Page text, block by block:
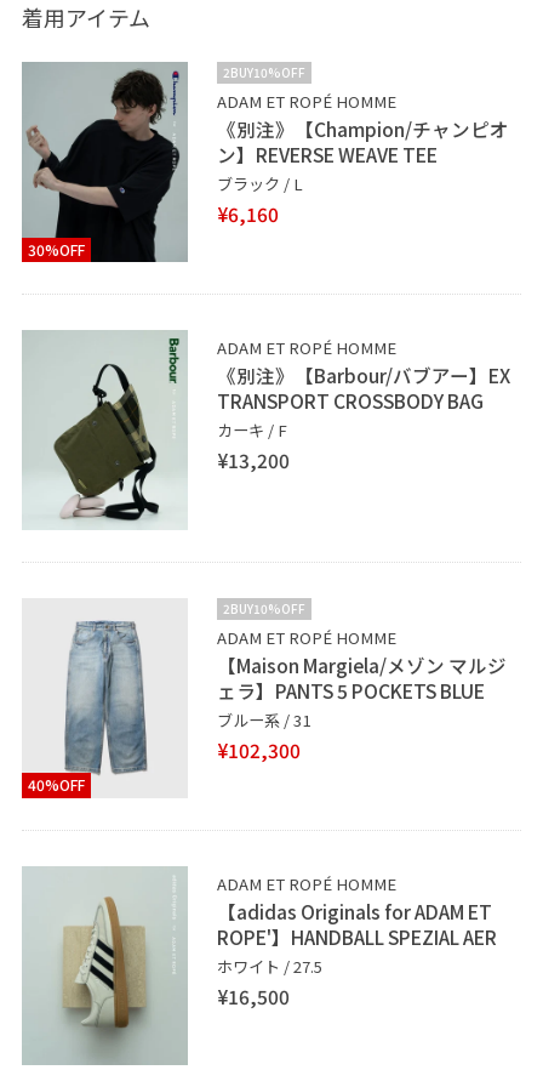
着用アイテム
30%OFF
2BUY10%OFF
ADAM ET ROPÉ HOMME
《別注》【Champion/チャンピオ
ン】REVERSE WEAVE TEE
ブラック / L
¥6,160
ADAM ET ROPÉ HOMME
《別注》【Barbour/バブアー】EX
TRANSPORT CROSSBODY BAG
カーキ / F
¥13,200
40%OFF
2BUY10%OFF
ADAM ET ROPÉ HOMME
【Maison Margiela/メゾン マルジ
ェラ】PANTS 5 POCKETS BLUE
ブルー系 / 31
¥102,300
ADAM ET ROPÉ HOMME
【adidas Originals for ADAM ET
ROPE'】HANDBALL SPEZIAL AER
ホワイト / 27.5
¥16,500